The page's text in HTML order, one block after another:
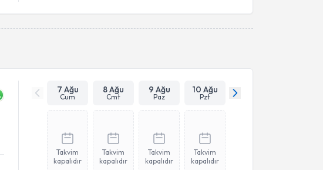
7 Ağu
Cum
8 Ağu
Cmt
9 Ağu
Paz
10 Ağu
Pzt
Takvim
kapalıdır
Takvim
kapalıdır
Takvim
kapalıdır
Takvim
kapalıdır